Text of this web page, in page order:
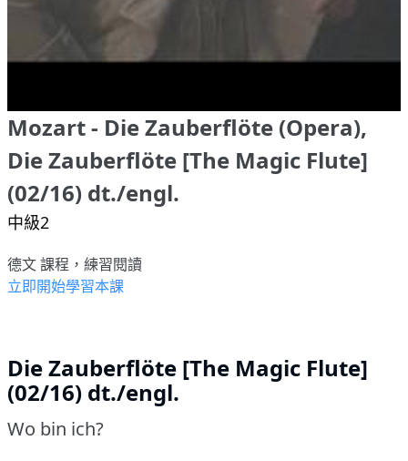
Mozart - Die Zauberflöte (Opera),
Die Zauberflöte [The Magic Flute]
(02/16) dt./engl.
中級2
德文 課程，練習閱讀
立即開始學習本課
Die Zauberflöte [The Magic Flute]
(02/16) dt./engl.
Wo bin ich?